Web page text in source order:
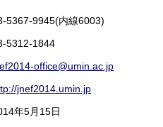
5367-9945(内線6003)
5312-1844
office@umin.ac.jp
jnef2014.umin.jp
年5月15日